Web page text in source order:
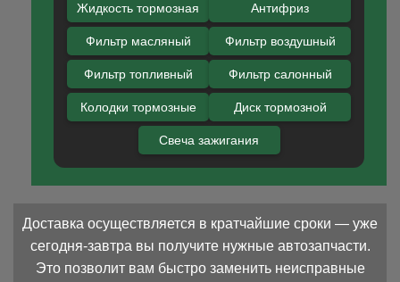
Жидкость тормозная Антифриз
Фильтр масляный Фильтр воздушный
Фильтр топливный Фильтр салонный
Колодки тормозные Диск тормозной
Свеча зажигания
Доставка осуществляется в кратчайшие сроки — уже
сегодня-завтра вы получите нужные автозапчасти.
Это позволит вам быстро заменить неисправные